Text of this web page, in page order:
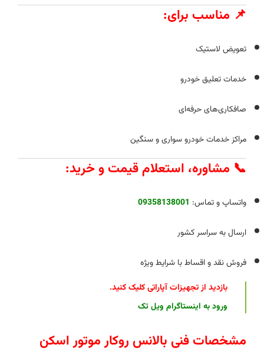
📌 مناسب برای:
تعویض لاستیک
خدمات تعلیق خودرو
صافکاری‌های حرفه‌ای
مراکز خدمات خودرو سواری و سنگین
📞 مشاوره، استعلام قیمت و خرید:
واتساپ و تماس: 09358138001
ارسال به سراسر کشور
فروش نقد و اقساط با شرایط ویژه
بازدید از تجهیزات آپاراتی کلیک کنید.
ورود به اینستاگرام ویل تک
مشخصات فنی بالانس روکار موتور اسکن